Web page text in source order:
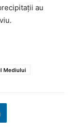
au
Mediului